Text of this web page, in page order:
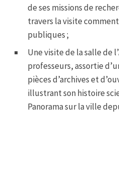
de ses missions de
travers la visite
publiques ;
Une visite de la salle de
professeurs, assortie
pièces d’archives et
illustrant son histoire
Panorama sur la ville